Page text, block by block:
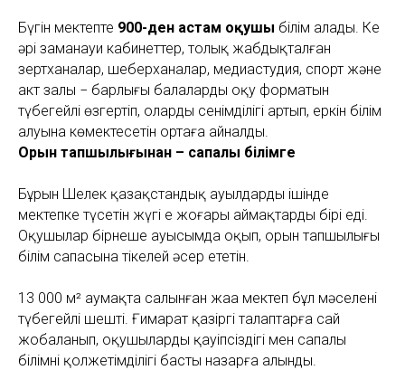
Бүгін мектепте 900-ден астам оқушы білім алады. Кең
әрі заманауи кабинеттер, толық жабдықталған
зертханалар, шеберханалар, медиастудия, спорт және
акт залы − барлығы балалардың оқу форматын
түбегейлі өзгертіп, олардың сенімділігі артып, еркін білім
алуына көмектесетін ортаға айналды.
Орын тапшылығынан – сапалы білімге
Бұрын Шелек қазақстандық ауылдардың ішінде
мектепке түсетін жүгі ең жоғары аймақтардың бірі еді.
Оқушылар бірнеше ауысымда оқып, орын тапшылығы
білім сапасына тікелей әсер ететін.
13 000 м² аумақта салынған жаңа мектеп бұл мәселені
түбегейлі шешті. Ғимарат қазіргі талаптарға сай
жобаланып, оқушылардың қауіпсіздігі мен сапалы
білімнің қолжетімділігі басты назарға алынды.